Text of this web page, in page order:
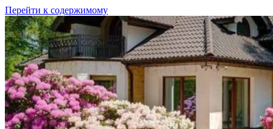
Перейти к содержимому